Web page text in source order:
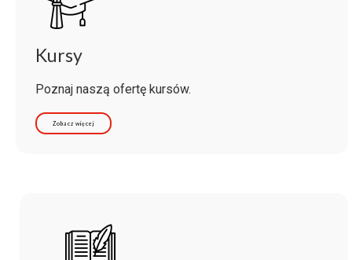
Kursy
Poznaj naszą ofertę kursów.
Zobacz więcej